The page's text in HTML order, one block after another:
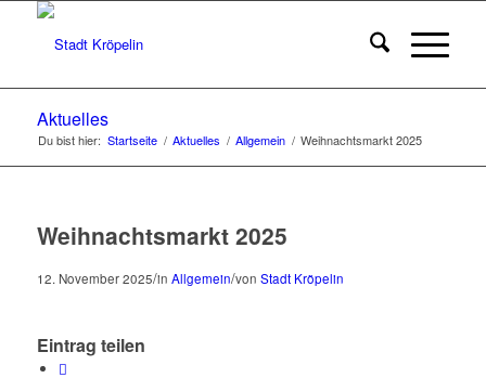
Aktuelles
Du bist hier: Startseite / Aktuelles / Allgemein / Weihnachtsmarkt 2025
Weihnachtsmarkt 2025
12. November 2025/in Allgemein/von Stadt Kröpelin
Eintrag teilen